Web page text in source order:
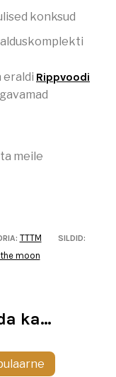
konksud
eraldi Rippvoodi
meile
TTTM SILDID:
moon
ka…